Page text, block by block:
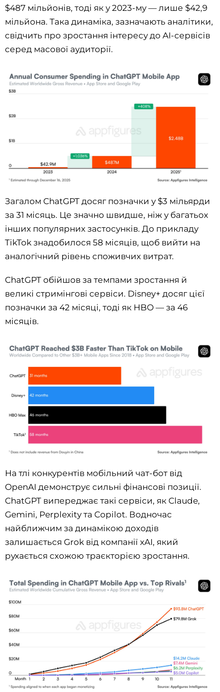
$487 мільйонів, тоді як у 2023-му — лише $42,9
мільйона. Така динаміка, зазначають аналітики,
свідчить про зростання інтересу до AI-сервісів
серед масової аудиторії.
Загалом ChatGPT досяг позначки у $3 мільярди
за 31 місяць. Це значно швидше, ніж у багатьох
інших популярних застосунків. До прикладу
TikTok знадобилося 58 місяців, щоб вийти на
аналогічний рівень споживчих витрат.
ChatGPT обійшов за темпами зростання й
великі стримінгові сервіси. Disney+ досяг цієї
позначки за 42 місяці, тоді як HBO — за 46
місяців.
На тлі конкурентів мобільний чат-бот від
OpenAI демонструє сильні фінансові позиції.
ChatGPT випереджає такі сервіси, як Claude,
Gemini, Perplexity та Copilot. Водночас
найближчим за динамікою доходів
залишається Grok від компанії xAI, який
рухається схожою траєкторією зростання.